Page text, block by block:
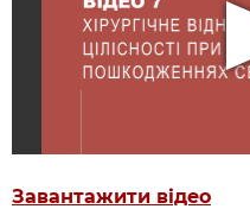
Завантажити відео